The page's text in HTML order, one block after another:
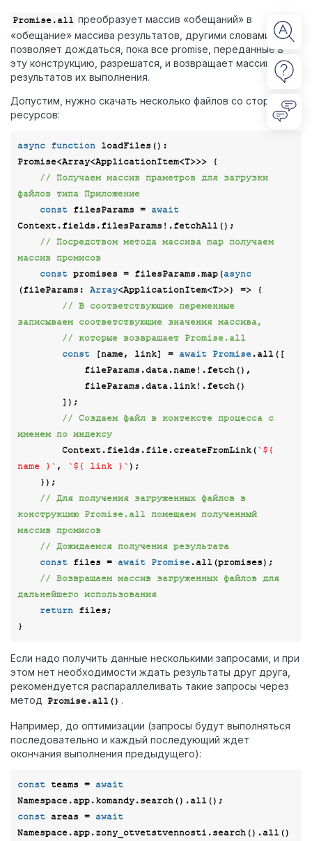
Promise.all преобразует массив «обещаний» в
«обещание» массива результатов, другими словами,
позволяет дождаться, пока все promise, переданные в
эту конструкцию, разрешатся, и возвращает массив
результатов их выполнения.
Допустим, нужно скачать несколько файлов со сторонних
ресурсов:
async function loadFiles (
Promise<Array<ApplicationItem<T>>>
{
// Получаем массив праметров для загрузки
файлов типа Приложение
const filesParams = await
Context.fields.filesParams!.fetchAll();
// Посредством метода массива map получаем
массив промисов
const promises = filesParams.map(async
(fileParams: Array<ApplicationItem<T>>) => {
// В соответствующие переменные
записываем соответствующие значения массива,
// которые возвращает Promise.all
const [name, link] = await Promise.all([
// Создаем файл в контексте процесса с
именем по индексу
        Context.fields.file.createFromLink(
`${
name } ` , `${ link } ` );
// Для получения загруженных файлов в
конструкцию Promise.all помещаем полученный
массив промисов
// Дожидаемся получения результата
const files = await Promise.all(promises);
// Возвращаем массив загруженных файлов для
дальнейшего использования
return files;
Если надо получить данные несколькими запросами, и при
этом нет необходимости ждать результаты друг друга,
рекомендуется распараллеливать такие запросы через
метод Promise.all() .
Например, до оптимизации (запросы будут выполняться
последовательно и каждый последующий ждет
окончания выполнения предыдущего):
const teams = await
const areas = await
Namespace.app.zony_otvetstvennosti.search().all()